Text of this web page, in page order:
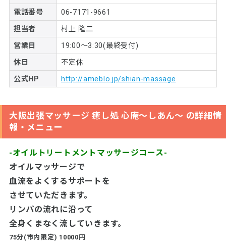
電話番号 06-7171-9661
担当者 村上 隆二
営業日 19:00～3:30(最終受付)
休日 不定休
公式HP http://ameblo.jp/shian-massage
大阪出張マッサージ 癒し処 心庵～しあん～ の詳細情
報・メニュー
-オイルトリートメントマッサージコース-
オイルマッサージで
血流をよくするサポートを
させていただきます。
リンパの流れに沿って
全身くまなく流していきます。
75分(市内限定) 10000円